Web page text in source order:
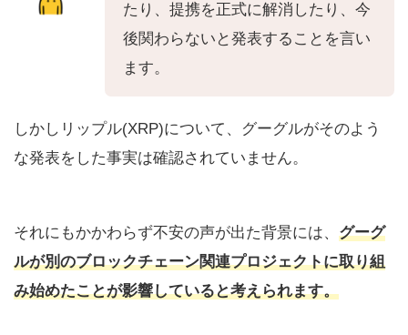
たり、提携を正式に解消したり、今
後関わらないと発表することを言い
ます。
しかしリップル(XRP)について、グーグルがそのよう
な発表をした事実は確認されていません。
それにもかかわらず不安の声が出た背景には、 グーグ
ルが別のブロックチェーン関連プロジェクトに取り組
み始めたことが影響していると考えられます。